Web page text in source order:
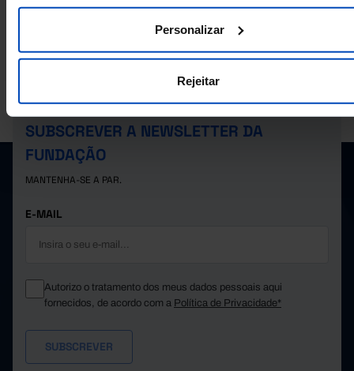
Personalizar
Rejeitar
SUBSCREVER A NEWSLETTER DA
FUNDAÇÃO
MANTENHA-SE A PAR.
E-MAIL
Autorizo o tratamento dos meus dados pessoais aqui
fornecidos, de acordo com a Política de Privacidade*